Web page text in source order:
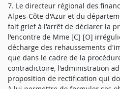
7. Le directeur régional des
Alpes-Côte d'Azur et du
fait grief à l'arrêt de déclarer la
l'encontre de Mme [C] [O]
décharge des rehaussements
que dans le cadre de la
contradictoire, l'administration
proposition de rectification qui